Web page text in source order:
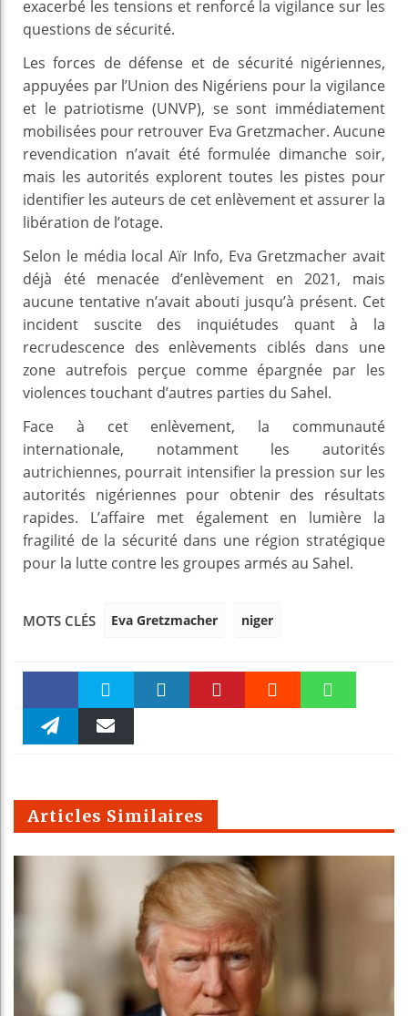
exacerbé les tensions et renforcé la vigilance sur les
questions de sécurité.
Les forces de défense et de sécurité nigériennes,
appuyées par l’Union des Nigériens pour la vigilance
et le patriotisme (UNVP), se sont immédiatement
mobilisées pour retrouver Eva Gretzmacher. Aucune
revendication n’avait été formulée dimanche soir,
mais les autorités explorent toutes les pistes pour
identifier les auteurs de cet enlèvement et assurer la
libération de l’otage.
Selon le média local Aïr Info, Eva Gretzmacher avait
déjà été menacée d’enlèvement en 2021, mais
aucune tentative n’avait abouti jusqu’à présent. Cet
incident suscite des inquiétudes quant à la
recrudescence des enlèvements ciblés dans une
zone autrefois perçue comme épargnée par les
violences touchant d’autres parties du Sahel.
Face à cet enlèvement, la communauté
internationale, notamment les autorités
autrichiennes, pourrait intensifier la pression sur les
autorités nigériennes pour obtenir des résultats
rapides. L’affaire met également en lumière la
fragilité de la sécurité dans une région stratégique
pour la lutte contre les groupes armés au Sahel.
MOTS CLÉS Eva Gretzmacher niger
Faceboo Twitter
m
Articles Similaires